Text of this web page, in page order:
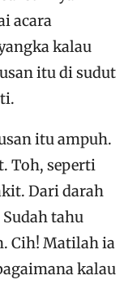
acara
kalau
itu di sudut
itu ampuh.
Toh, seperti
Dari darah
tahu
Cih! Matilah ia
kalau